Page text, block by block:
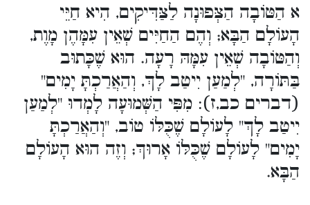
א הַטּוֹבָה הַצְּפוּנָה לַצַּדִּיקִים, הִיא חַיֵּי
הָעוֹלָם הַבָּא; וְהֶם הַחַיִּים שְׁאֵין עִמָּהֶן מָוֶת,
וְהַטּוֹבָה שְׁאֵין עִמָּהּ רָעָה. הוּא שֶׁכָּתוּב
בַּתּוֹרָה, "לְמַעַן יִיטַב לָךְ, וְהַאֲרַכְתָּ יָמִים"
(דברים כב,ז): מִפִּי הַשְּׁמוּעָה לָמְדוּ "לְמַעַן
יִיטַב לָךְ" לָעוֹלָם שֶׁכֻּלּוֹ טוֹב, "וְהַאֲרַכְתָּ
יָמִים" לָעוֹלָם שֶׁכֻּלּוֹ אָרוּךְ; וְזֶה הוּא הָעוֹלָם
הַבָּא.